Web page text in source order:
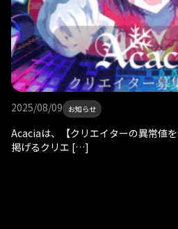
2025/08/09 お知らせ
Acaciaは、【クリエイターの異常値
掲げるクリエ […]